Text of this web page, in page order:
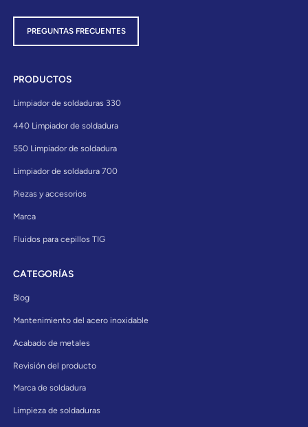
PREGUNTAS FRECUENTES
PRODUCTOS
Limpiador de soldaduras 330
440 Limpiador de soldadura
550 Limpiador de soldadura
Limpiador de soldadura 700
Piezas y accesorios
Marca
Fluidos para cepillos TIG
CATEGORÍAS
Blog
Mantenimiento del acero inoxidable
Acabado de metales
Revisión del producto
Marca de soldadura
Limpieza de soldaduras